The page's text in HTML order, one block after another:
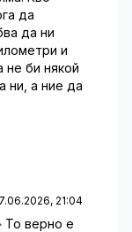
да
да ни
и
не би някой
ни, а ние да
21:04
То верно е